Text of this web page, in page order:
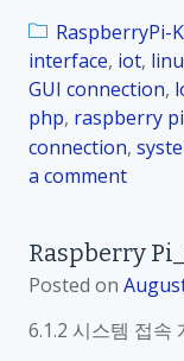
2
.
2
l
a
접
속
RaspberryPi-
interface, iot,
GUI connection,
php, raspberry pi
connection,
a comment
a
s
p
b
Raspberry
Posted on
6.1.2 시스템 접속